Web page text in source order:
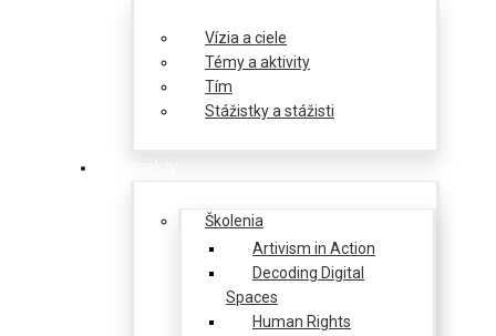
Vízia a ciele
Témy a aktivity
Tím
Stážistky a stážisti
Školenia
Artivism in Action
Decoding Digital
Spaces
Human Rights